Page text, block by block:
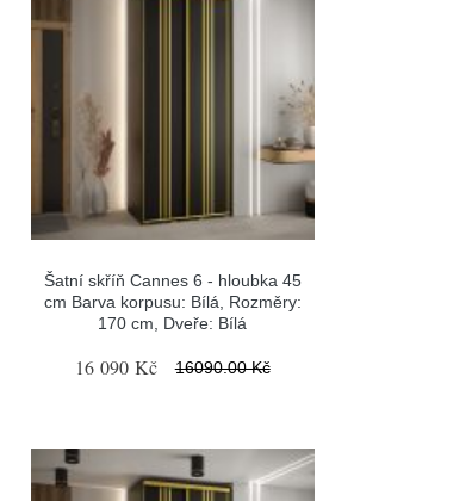
Šatní skříň Cannes 6 - hloubka 45
cm Barva korpusu: Bílá, Rozměry:
170 cm, Dveře: Bílá
16 090 Kč 16090.00 Kč